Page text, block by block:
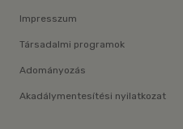
Impresszum
Társadalmi programok
Adományozás
Akadálymentesítési nyilatkozat